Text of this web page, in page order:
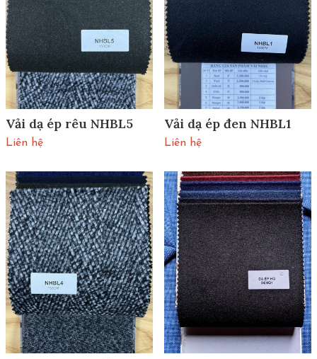
Vải dạ ép rêu NHBL5
Liên hệ
Vải dạ ép đen NHBL1
Liên hệ